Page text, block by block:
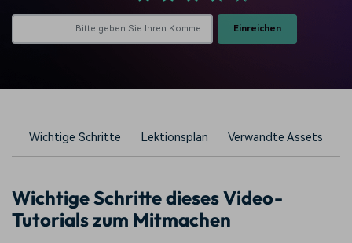
Einreichen
Wichtige Schritte Lektionsplan Verwandte Assets
Wichtige Schritte dieses Video-
Tutorials zum Mitmachen